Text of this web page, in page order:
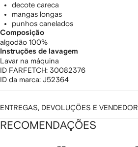
decote careca
mangas longas
punhos canelados
Composição
algodão 100%
Instruções de lavagem
Lavar na máquina
ID FARFETCH: 30082376
ID da marca: J52364
ENTREGAS, DEVOLUÇÕES E VENDEDOR
RECOMENDAÇÕES